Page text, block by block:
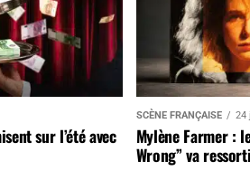
sur l’été avec
SCÈNE FRANÇAISE 24
Mylène Farmer :
Wrong” va